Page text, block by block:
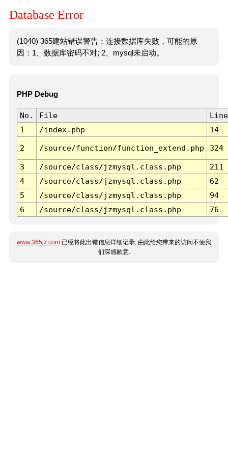
Database Error
(1040) 365建站错误警告：连接数据库失败，可能的原
因：1、数据库密码不对; 2、mysql未启动。
PHP Debug
No. File
Line
1
/index.php 14
2 /source/function/function_extend.php 324
3 /source/class/jzmysql.class.php
211
4
/source/class/jzmysql.class.php
62
5
/source/class/jzmysql.class.php
94
6
/source/class/jzmysql.class.php 76
www.365jz.com 已经将此出错信息详细记录, 由此给您带来的访问不便我
们深感歉意.